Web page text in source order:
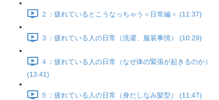
２：疲れているとこうなっちゃう＜日常編＞ (11:37)
３：疲れている人の日常（洗濯、服装事情） (10:29)
４：疲れている人の日常（なぜ体の緊張が起きるのか）
(13:41)
５：疲れている人の日常（身だしなみ髪型） (11:47)